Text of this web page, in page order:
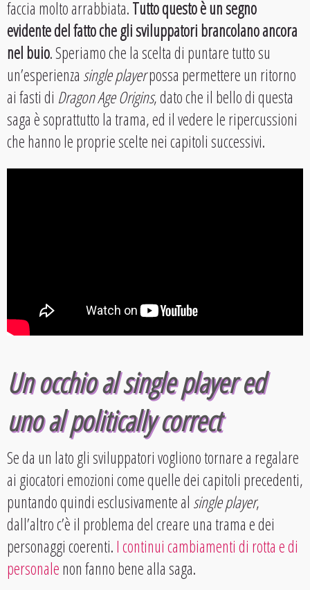
faccia molto arrabbiata.Tutto questo è un segno
evidente del fatto che gli sviluppatori brancolano ancora
nel buio. Speriamo che la scelta di puntare tutto su
un’esperienza single playerpossa permettere un ritorno
ai fasti di Dragon Age Origins, dato che il bello di questa
saga è soprattutto la trama, ed il vedere le ripercussioni
che hanno le proprie scelte nei capitoli successivi.
Un occhio al single player ed
uno al politically correct
Se da un lato gli sviluppatori vogliono tornare a regalare
ai giocatori emozioni come quelle dei capitoli precedenti,
puntando quindi esclusivamente al single player,
dall’altro c’è il problema del creare una trama e dei
personaggi coerenti.I continui cambiamenti di rotta e di
personalenon fanno bene alla saga.